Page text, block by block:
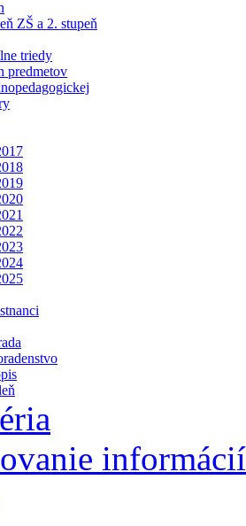
ZŠ a 2. stupeň
triedy
predmetov
informácií